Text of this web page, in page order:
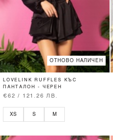
ОТНОВО НАЛИЧЕН
LOVELINK RUFFLES КЪС
ПАНТАЛОН - ЧЕРЕН
€62 / 121.26 ЛВ.
XS S M